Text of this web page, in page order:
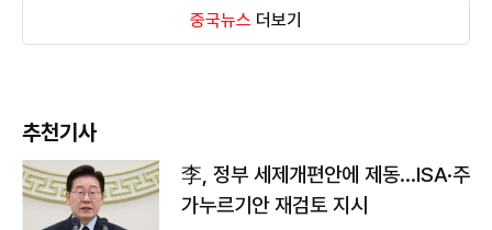
중국뉴스 더보기
추천기사
李, 정부 세제개편안에 제동…ISA·주
가누르기안 재검토 지시